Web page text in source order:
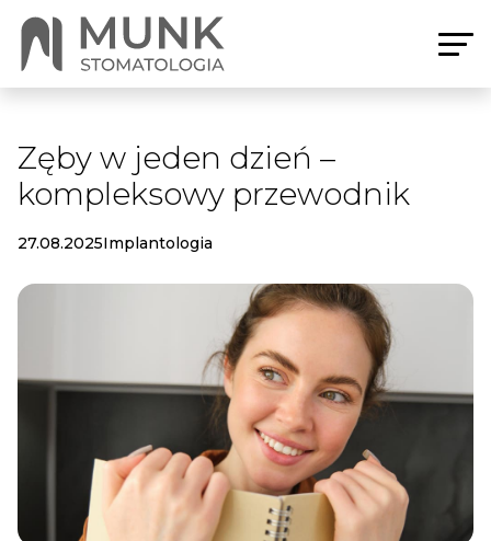
Zęby w jeden dzień –
kompleksowy przewodnik
27.08.2025Implantologia